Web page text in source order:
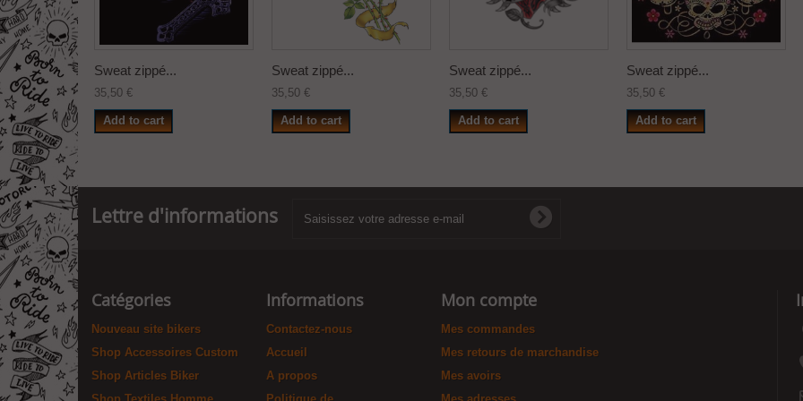
Sweat zippé...
35,50 €
Add to cart
Sweat zippé...
35,50 €
Add to cart
Sweat zippé...
35,50 €
Add to cart
Sweat zippé...
35,50 €
Add to cart
Lettre d'informations
Catégories
Nouveau site bikers
Shop Accessoires Custom
Shop Articles Biker
Informations
Contactez-nous
Accueil
A propos
Mon compte
Mes commandes
Mes retours de marchandise
Mes avoirs